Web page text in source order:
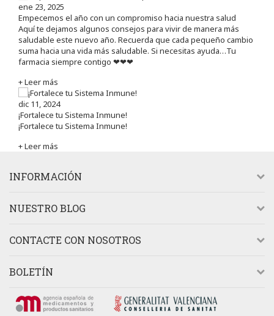
ene 23, 2025
Empecemos el año con un compromiso hacia nuestra salud
Aquí te dejamos algunos consejos para vivir de manera más
saludable este nuevo año. Recuerda que cada pequeño cambio
suma hacia una vida más saludable. Si necesitas ayuda…Tu
farmacia siempre contigo ❤❤❤
+ Leer más
dic 11, 2024
¡Fortalece tu Sistema Inmune!
¡Fortalece tu Sistema Inmune!
+ Leer más
INFORMACIÓN
NUESTRO BLOG
CONTACTE CON NOSOTROS
BOLETÍN